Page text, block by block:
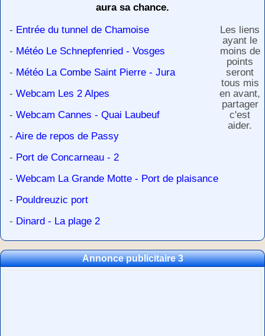
aura sa chance.
- Entrée du tunnel de Chamoise
- Météo Le Schnepfenried - Vosges
- Météo La Combe Saint Pierre - Jura
- Webcam Les 2 Alpes
- Webcam Cannes - Quai Laubeuf
- Aire de repos de Passy
- Port de Concarneau - 2
- Webcam La Grande Motte - Port de plaisance
- Pouldreuzic port
- Dinard - La plage 2
Les liens
ayant le
moins de
points
seront
tous mis
en avant,
partager
c'est
aider.
Annonce publicitaire 3